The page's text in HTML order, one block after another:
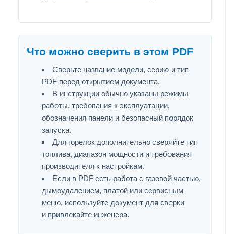
Что можно сверить в этом PDF
Сверьте название модели, серию и тип
PDF перед открытием документа.
В инструкции обычно указаны режимы
работы, требования к эксплуатации,
обозначения панели и безопасный порядок
запуска.
Для горелок дополнительно сверяйте тип
топлива, диапазон мощности и требования
производителя к настройкам.
Если в PDF есть работа с газовой частью,
дымоудалением, платой или сервисным
меню, используйте документ для сверки
и привлекайте инженера.